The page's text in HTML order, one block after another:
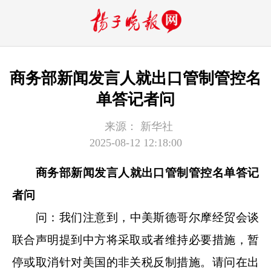
商务部新闻发言人就出口管制管控名
单答记者问
来源：
新华社
2025-08-12 12:18:00
商务部新闻发言人就出口管制管控名单答记
者问
问：我们注意到，中美斯德哥尔摩经贸会谈
联合声明提到中方将采取或者维持必要措施，暂
停或取消针对美国的非关税反制措施。请问在出